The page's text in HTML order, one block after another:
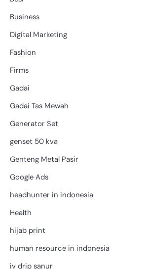
Business
Digital Marketing
Fashion
Firms
Gadai
Gadai Tas Mewah
Generator Set
genset 50 kva
Genteng Metal Pasir
Google Ads
headhunter in indonesia
Health
hijab print
human resource in indonesia
iv drip sanur